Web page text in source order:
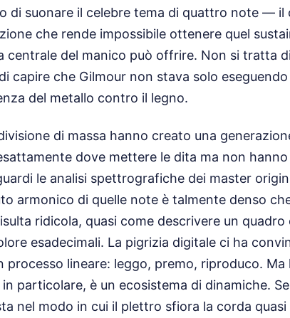
di suonare il celebre tema di quattro note — il
che rende impossibile ottenere quel
centrale del manico può offrire. Non si tratta
capire che Gilmour non stava solo
del metallo contro il legno.
di massa hanno creato una
dove mettere le dita ma non
le analisi spettrografiche dei master
armonico di quelle note è talmente denso
ridicola, quasi come descrivere un quadro
esadecimali. La pigrizia digitale ci ha
processo lineare: leggo, premo, riproduco. Ma
particolare, è un ecosistema di dinamiche.
nel modo in cui il plettro sfiora la corda